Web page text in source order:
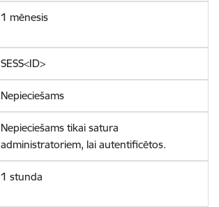
1 mēnesis
SESS<ID>
Nepieciešams
Nepieciešams tikai satura
administratoriem, lai autentificētos.
1 stunda